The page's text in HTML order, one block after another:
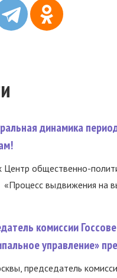
динамика
Центр общественно-
выдвижения на
комиссии
управление»
председатель